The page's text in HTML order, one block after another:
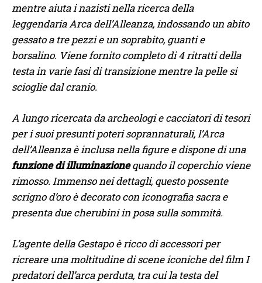
mentre aiuta i nazisti nella ricerca della
leggendaria Arca dell’Alleanza, indossando un abito
gessato a tre pezzi e un soprabito, guanti e
borsalino. Viene fornito completo di 4 ritratti della
testa in varie fasi di transizione mentre la pelle si
scioglie dal cranio.
A lungo ricercata da archeologi e cacciatori di tesori
per i suoi presunti poteri soprannaturali, l’Arca
dell’Alleanza è inclusa nella figure e dispone di una
funzione di illuminazionequando il coperchio viene
rimosso. Immenso nei dettagli, questo possente
scrigno d’oro è decorato con iconografia sacra e
presenta due cherubini in posa sulla sommità.
L’agente della Gestapo è ricco di accessori per
ricreare una moltitudine di scene iconiche del film I
predatori dell’arca perduta, tra cui la testa del